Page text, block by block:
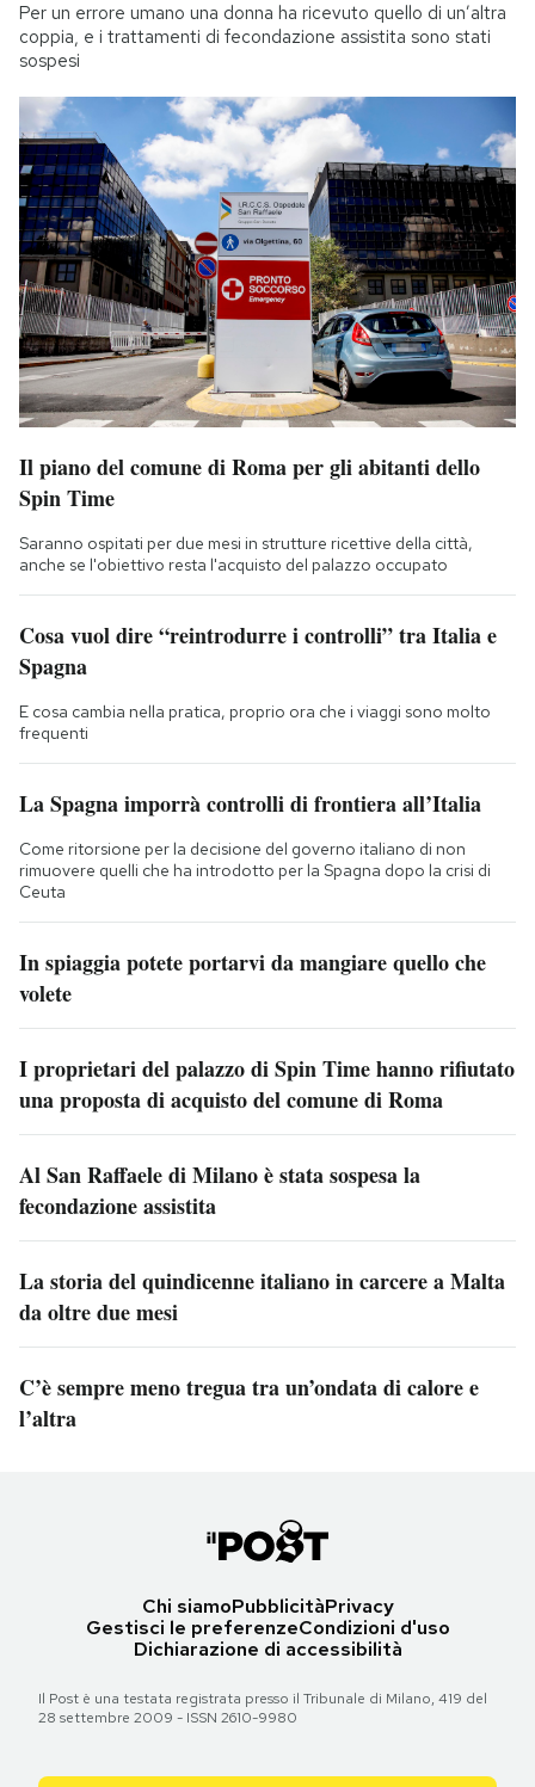
Per un errore umano una donna ha ricevuto quello di un’altra
coppia, e i trattamenti di fecondazione assistita sono stati
sospesi
Il piano del comune di Roma per gli abitanti dello
Spin Time
Saranno ospitati per due mesi in strutture ricettive della città,
anche se l'obiettivo resta l'acquisto del palazzo occupato
Cosa vuol dire “reintrodurre i controlli” tra Italia e
Spagna
E cosa cambia nella pratica, proprio ora che i viaggi sono molto
frequenti
La Spagna imporrà controlli di frontiera all’Italia
Come ritorsione per la decisione del governo italiano di non
rimuovere quelli che ha introdotto per la Spagna dopo la crisi di
Ceuta
In spiaggia potete portarvi da mangiare quello che
volete
I proprietari del palazzo di Spin Time hanno rifiutato
una proposta di acquisto del comune di Roma
Al San Raffaele di Milano è stata sospesa la
fecondazione assistita
La storia del quindicenne italiano in carcere a Malta
da oltre due mesi
C’è sempre meno tregua tra un’ondata di calore e
l’altra
Chi siamoPubblicitàPrivacy
Gestisci le preferenzeCondizioni d'uso
Dichiarazione di accessibilità
Il Post è una testata registrata presso il Tribunale di Milano, 419 del
28 settembre 2009 - ISSN 2610-9980